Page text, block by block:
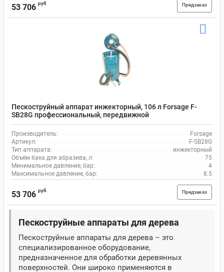
53 706 руб Предзаказ
Пескоструйный аппарат инжекторный, 106 л Forsage F-
SB28G профессиональный, передвижной
Производитель:
Forsage
Артикул:
F-SB28G
Тип аппарата:
инжекторный
Объём бака для абразива, л:
75
Минимальное давление, бар:
4
Максимальное давление, бар:
8.5
53 706 руб Предзаказ
Пескоструйные аппараты для дерева
Пескоструйные аппараты для дерева – это
специализированное оборудование,
предназначенное для обработки деревянных
поверхностей. Они широко применяются в